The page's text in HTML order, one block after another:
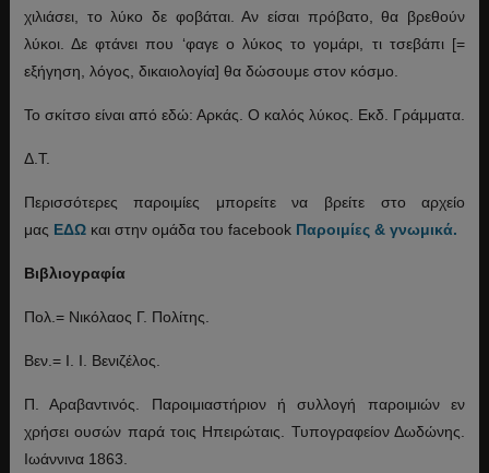
χιλιάσει, το λύκο δε φοβάται. Αν είσαι πρόβατο, θα βρεθούν
λύκοι. Δε φτάνει που ‘φαγε ο λύκος το γομάρι, τι τσεβάπι [=
εξήγηση, λόγος, δικαιολογία] θα δώσουμε στον κόσμο.
Το σκίτσο είναι από εδώ: Αρκάς. Ο καλός λύκος. Εκδ. Γράμματα.
Δ.Τ.
Περισσότερες παροιμίες μπορείτε να βρείτε στο αρχείο
μας ΕΔΩκαι στην ομάδα του facebook Παροιμίες & γνωμικά.
Βιβλιογραφία
Πολ.= Νικόλαος Γ. Πολίτης.
Βεν.= Ι. Ι. Βενιζέλος.
Π. Αραβαντινός. Παροιμιαστήριον ή συλλογή παροιμιών εν
χρήσει ουσών παρά τοις Ηπειρώταις. Τυπογραφείον Δωδώνης.
Ιωάννινα 1863.